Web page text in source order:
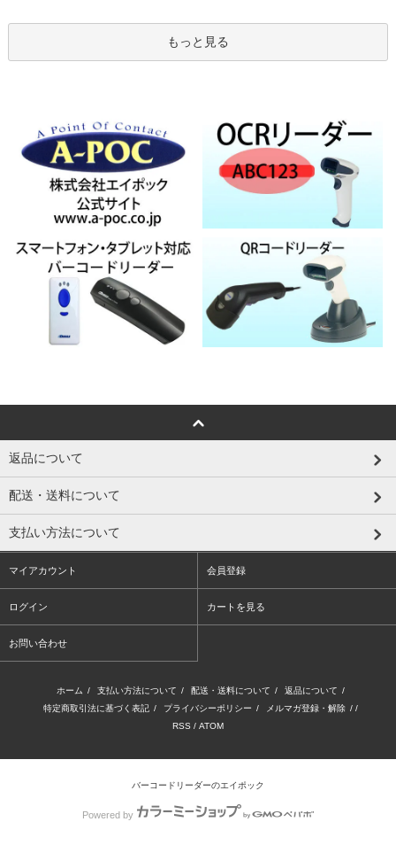
もっと見る
返品について
配送・送料について
支払い方法について
マイアカウント 会員登録
ログイン カートを見る
お問い合わせ
ホーム / 支払い方法について / 配送・送料について / 返品について /
特定商取引法に基づく表記 / プライバシーポリシー / メルマガ登録・解除 / /
RSS / ATOM
バーコードリーダーのエイポック
Powered by